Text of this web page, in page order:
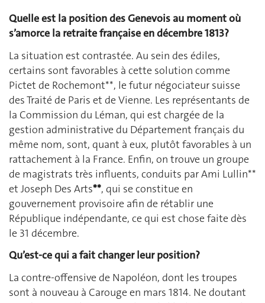
Quelle est la position des Genevois au moment où
s’amorce la retraite française en décembre 1813?
La situation est contrastée. Au sein des édiles,
certains sont favorables à cette solution comme
Pictet de Rochemont**, le futur négociateur suisse
des Traité de Paris et de Vienne. Les représentants de
la Commission du Léman, qui est chargée de la
gestion administrative du Département français du
même nom, sont, quant à eux, plutôt favorables à un
rattachement à la France. Enfin, on trouve un groupe
de magistrats très influents, conduits par Ami Lullin**
et Joseph Des Arts**, qui se constitue en
gouvernement provisoire afin de rétablir une
République indépendante, ce qui est chose faite dès
le 31 décembre.
Qu’est-ce qui a fait changer leur position?
La contre-offensive de Napoléon, dont les troupes
sont à nouveau à Carouge en mars 1814. Ne doutant